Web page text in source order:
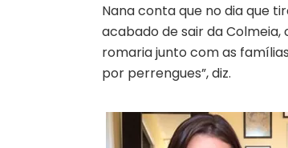
Nana conta que no dia que
acabado de sair da Colmeia,
romaria junto com as
por perrengues”, diz.